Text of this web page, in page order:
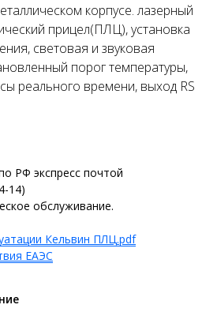
корпусе. лазерный
прицел(ПЛЦ), установка
световая и звуковая
порог температуры,
реального времени, выход RS
РФ экспресс почтой
14)
обслуживание.
Кельвин ПЛЦ.pdf
ЕАЭС